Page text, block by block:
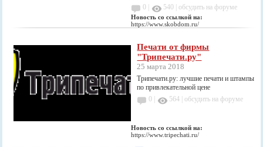
0 |
540 |обсудить на форуме
Новость со ссылкой на:
https://www.skobdom.ru/
Печати от фирмы
"Трипечати.ру"
25 марта 2018
Трипечати.ру: лучшие печати и штампы
по привлекательной цене
0 |
564 |обсудить на форуме
Новость со ссылкой на:
https://www.tripechati.ru/